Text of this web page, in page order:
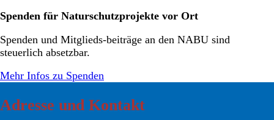
Spenden für Naturschutzprojekte vor Ort
Spenden und Mitglieds-beiträge an den NABU sind
steuerlich absetzbar.
Mehr Infos zu Spenden
Adresse und Kontakt